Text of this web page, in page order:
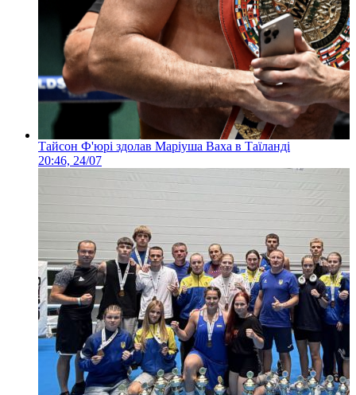
Тайсон Ф'юрі здолав Маріуша Ваха в Таїланді
20:46, 24/07